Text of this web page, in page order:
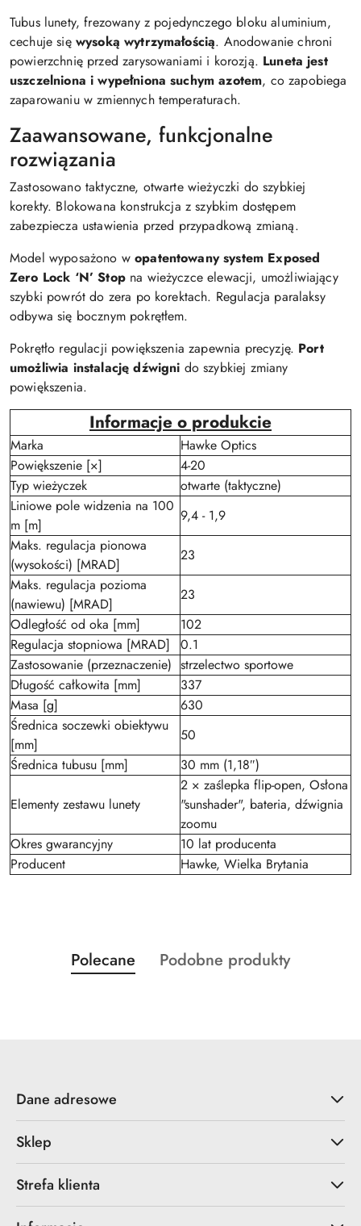
Tubus lunety, frezowany z pojedynczego bloku aluminium,
cechuje się wysoką wytrzymałością. Anodowanie chroni
powierzchnię przed zarysowaniami i korozją. Luneta jest
uszczelniona i wypełniona suchym azotem, co zapobiega
zaparowaniu w zmiennych temperaturach.
Zaawansowane, funkcjonalne
rozwiązania
Zastosowano taktyczne, otwarte wieżyczki do szybkiej
korekty. Blokowana konstrukcja z szybkim dostępem
zabezpiecza ustawienia przed przypadkową zmianą.
Model wyposażono wopatentowany system Exposed
Zero Lock ‘N’ Stopna wieżyczce elewacji, umożliwiający
szybki powrót do zera po korektach. Regulacja paralaksy
odbywa się bocznym pokrętłem.
Pokrętło regulacji powiększenia zapewnia precyzję. Port
umożliwia instalację dźwigni do szybkiej zmiany
powiększenia.
Informacje o produkcie
Marka
Hawke Optics
Powiększenie [×]
4-20
Typ wieżyczek
otwarte (taktyczne)
Liniowe pole widzenia na 100
m [m]
9,4 - 1,9
Maks. regulacja pionowa
(wysokości) [MRAD]
23
Maks. regulacja pozioma
(nawiewu) [MRAD]
23
Odległość od oka [mm]
102
Regulacja stopniowa [MRAD]
0.1
Zastosowanie (przeznaczenie) strzelectwo sportowe
Długość całkowita [mm]
337
Masa [g]
630
Średnica soczewki obiektywu
[mm]
50
Średnica tubusu [mm]
30 mm (1,18″)
Elementy zestawu lunety
2 × zaślepka flip-open, Osłona
"sunshader", bateria, dźwignia
zoomu
Okres gwarancyjny
10 lat producenta
Producent
Hawke, Wielka Brytania
Pomiń karuzelę produktów
Produkty
o
Polecane
Produkty
Podobne produkty
Dane adresowe
Sklep
Strefa klienta